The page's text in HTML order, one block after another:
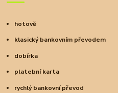
hotově
klasický bankovním převodem
dobírka
platební karta
rychlý bankovní převod